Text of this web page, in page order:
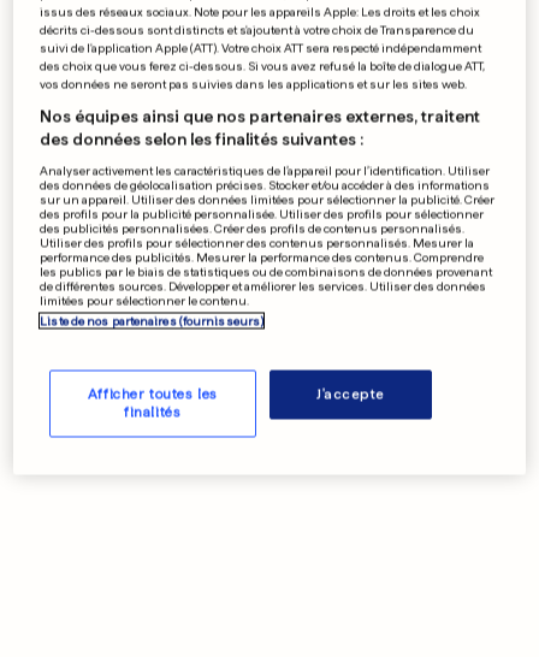
issus des réseaux sociaux. Note pour les appareils Apple: Les droits et les choix
décrits ci-dessous sont distincts et s'ajoutent à votre choix de Transparence du
suivi de l'application Apple (ATT). Votre choix ATT sera respecté indépendamment
des choix que vous ferez ci-dessous. Si vous avez refusé la boîte de dialogue ATT,
vos données ne seront pas suivies dans les applications et sur les sites web.
Nos équipes ainsi que nos partenaires externes, traitent
des données selon les finalités suivantes :
Analyser activement les caractéristiques de l’appareil pour l’identification. Utiliser
des données de géolocalisation précises. Stocker et/ou accéder à des informations
sur un appareil. Utiliser des données limitées pour sélectionner la publicité. Créer
des profils pour la publicité personnalisée. Utiliser des profils pour sélectionner
des publicités personnalisées. Créer des profils de contenus personnalisés.
Utiliser des profils pour sélectionner des contenus personnalisés. Mesurer la
performance des publicités. Mesurer la performance des contenus. Comprendre
les publics par le biais de statistiques ou de combinaisons de données provenant
de différentes sources. Développer et améliorer les services. Utiliser des données
limitées pour sélectionner le contenu.
Liste de nos partenaires (fournisseurs)
Afficher toutes les
finalités
J'accepte